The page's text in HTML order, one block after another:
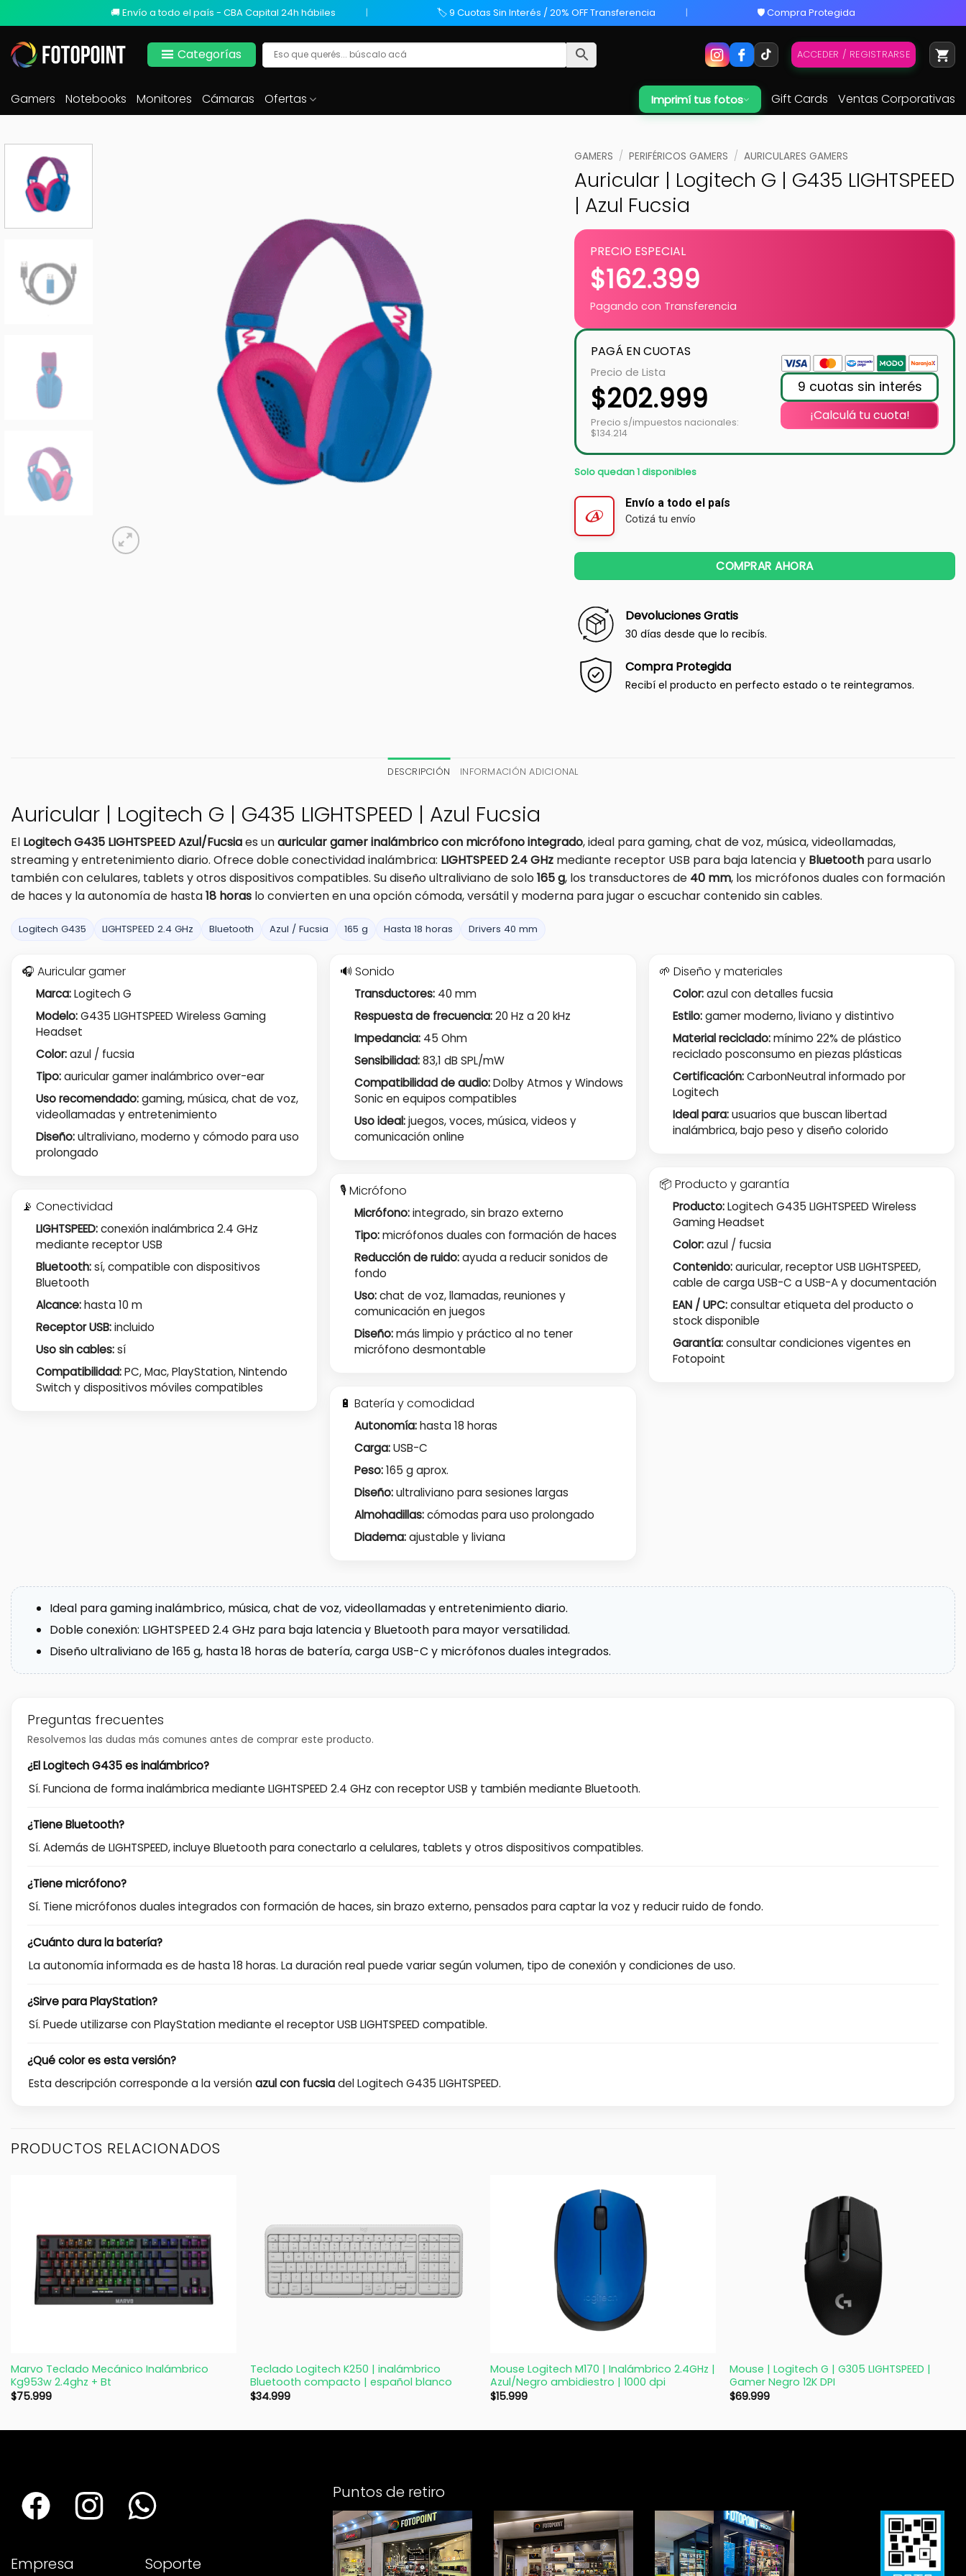
🚚 Envío a todo el país - CBA Capital 24h hábiles 🏷️ 9 Cuotas Sin Interés / 20% OFF Transferencia 🛡️ Compra Protegida
Categorías ACCEDER / REGISTRARSE
Gamers Notebooks Monitores Cámaras Ofertas Imprimí tus fotos Gift Cards Ventas Corporativas
GAMERS / PERIFÉRICOS GAMERS / AURICULARES GAMERS
Auricular | Logitech G | G435 LIGHTSPEED
| Azul Fucsia
PRECIO ESPECIAL
$162.399
Pagando con Transferencia
PAGÁ EN CUOTAS
Precio de Lista
$202.999
Precio s/impuestos nacionales:
$134.214
9 cuotas sin interés
¡Calculá tu cuota!
Solo quedan 1 disponibles
Envío a todo el país
Cotizá tu envío
COMPRAR AHORA
Devoluciones Gratis
30 días desde que lo recibís.
Compra Protegida
Recibí el producto en perfecto estado o te reintegramos.
DESCRIPCIÓN INFORMACIÓN ADICIONAL
Auricular | Logitech G | G435 LIGHTSPEED | Azul Fucsia
El Logitech G435 LIGHTSPEED Azul/Fucsiaes unauricular gamer inalámbrico con micrófono integrado, ideal para gaming, chat de voz, música, videollamadas,
streaming y entretenimiento diario. Ofrece doble conectividad inalámbrica: LIGHTSPEED 2.4 GHz mediante receptor USB para baja latencia y Bluetooth para usarlo
también con celulares, tablets y otros dispositivos compatibles. Su diseño ultraliviano de solo165 g, los transductores de 40 mm, los micrófonos duales con formación
de haces y la autonomía de hasta18 horas lo convierten en una opción cómoda, versátil y moderna para jugar o escuchar contenido sin cables.
Logitech G435 LIGHTSPEED 2.4 GHz Bluetooth Azul / Fucsia 165 g Hasta 18 horas Drivers 40 mm
🎧 Auricular gamer
Marca:Logitech G
Modelo:G435 LIGHTSPEED Wireless Gaming
Headset
Color:azul / fucsia
Tipo:auricular gamer inalámbrico over-ear
Uso recomendado:gaming, música, chat de voz,
videollamadas y entretenimiento
Diseño:ultraliviano, moderno y cómodo para uso
prolongado
📡 Conectividad
LIGHTSPEED:conexión inalámbrica 2.4 GHz
mediante receptor USB
Bluetooth:sí, compatible con dispositivos
Bluetooth
Alcance:hasta 10 m
Receptor USB:incluido
Uso sin cables:sí
Compatibilidad:PC, Mac, PlayStation, Nintendo
Switch y dispositivos móviles compatibles
🔊 Sonido
Transductores: 40 mm
Respuesta de frecuencia:20 Hz a 20 kHz
Impedancia: 45 Ohm
Sensibilidad:83,1 dB SPL/mW
Compatibilidad de audio:Dolby Atmos y Windows
Sonic en equipos compatibles
Uso ideal:juegos, voces, música, videos y
comunicación online
🎙️ Micrófono
Micrófono:integrado, sin brazo externo
Tipo:micrófonos duales con formación de haces
Reducción de ruido:ayuda a reducir sonidos de
fondo
Uso:chat de voz, llamadas, reuniones y
comunicación en juegos
Diseño:más limpio y práctico al no tener
micrófono desmontable
🔋 Batería y comodidad
Autonomía:hasta 18 horas
Carga:USB-C
Peso:165 g aprox.
Diseño:ultraliviano para sesiones largas
Almohadillas:cómodas para uso prolongado
Diadema:ajustable y liviana
🌱 Diseño y materiales
Color:azul con detalles fucsia
Estilo:gamer moderno, liviano y distintivo
Material reciclado:mínimo 22% de plástico
reciclado posconsumo en piezas plásticas
Certificación:CarbonNeutral informado por
Logitech
Ideal para:usuarios que buscan libertad
inalámbrica, bajo peso y diseño colorido
📦 Producto y garantía
Producto:Logitech G435 LIGHTSPEED Wireless
Gaming Headset
Color:azul / fucsia
Contenido:auricular, receptor USB LIGHTSPEED,
cable de carga USB-C a USB-A y documentación
EAN / UPC:consultar etiqueta del producto o
stock disponible
Garantía:consultar condiciones vigentes en
Fotopoint
Ideal para gaming inalámbrico, música, chat de voz, videollamadas y entretenimiento diario.
Doble conexión: LIGHTSPEED 2.4 GHz para baja latencia y Bluetooth para mayor versatilidad.
Diseño ultraliviano de 165 g, hasta 18 horas de batería, carga USB-C y micrófonos duales integrados.
Preguntas frecuentes
Resolvemos las dudas más comunes antes de comprar este producto.
¿El Logitech G435 es inalámbrico?
Sí. Funciona de forma inalámbrica mediante LIGHTSPEED 2.4 GHz con receptor USB y también mediante Bluetooth.
¿Tiene Bluetooth?
Sí. Además de LIGHTSPEED, incluye Bluetooth para conectarlo a celulares, tablets y otros dispositivos compatibles.
¿Tiene micrófono?
Sí. Tiene micrófonos duales integrados con formación de haces, sin brazo externo, pensados para captar la voz y reducir ruido de fondo.
¿Cuánto dura la batería?
La autonomía informada es de hasta 18 horas. La duración real puede variar según volumen, tipo de conexión y condiciones de uso.
¿Sirve para PlayStation?
Sí. Puede utilizarse con PlayStation mediante el receptor USB LIGHTSPEED compatible.
¿Qué color es esta versión?
Esta descripción corresponde a la versiónazul con fucsiadel Logitech G435 LIGHTSPEED.
PRODUCTOS RELACIONADOS
Marvo Teclado Mecánico Inalámbrico
Kg953w 2.4ghz + Bt
$75.999
Teclado Logitech K250 | inalámbrico
Bluetooth compacto | español blanco
$34.999
Mouse Logitech M170 | Inalámbrico 2.4GHz |
Azul/Negro ambidiestro | 1000 dpi
$15.999
Mouse | Logitech G | G305 LIGHTSPEED |
Gamer Negro 12K DPI
$69.999
Empresa Soporte
Puntos de retiro